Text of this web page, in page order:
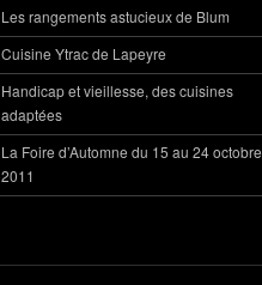
Les rangements astucieux de Blum
Cuisine Ytrac de Lapeyre
Handicap et vieillesse, des cuisines
adaptées
La Foire d’Automne du 15 au 24 octobre
2011